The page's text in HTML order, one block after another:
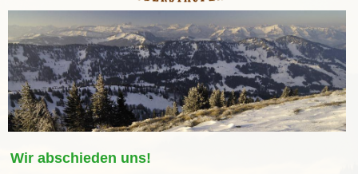
Wir abschieden uns!